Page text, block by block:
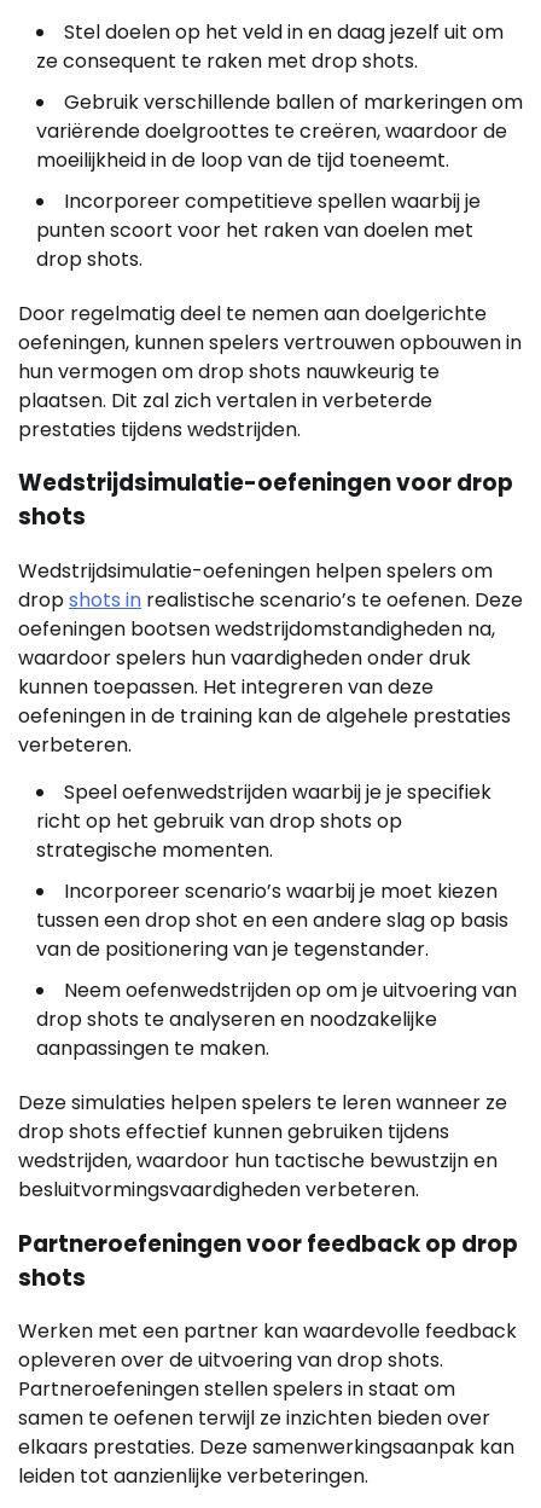
Stel doelen op het veld in en daag jezelf uit om
ze consequent te raken met drop shots.
Gebruik verschillende ballen of markeringen om
variërende doelgroottes te creëren, waardoor de
moeilijkheid in de loop van de tijd toeneemt.
Incorporeer competitieve spellen waarbij je
punten scoort voor het raken van doelen met
drop shots.
Door regelmatig deel te nemen aan doelgerichte
oefeningen, kunnen spelers vertrouwen opbouwen in
hun vermogen om drop shots nauwkeurig te
plaatsen. Dit zal zich vertalen in verbeterde
prestaties tijdens wedstrijden.
Wedstrijdsimulatie-oefeningen voor drop
shots
Wedstrijdsimulatie-oefeningen helpen spelers om
dropshots in realistische scenario’s te oefenen. Deze
oefeningen bootsen wedstrijdomstandigheden na,
waardoor spelers hun vaardigheden onder druk
kunnen toepassen. Het integreren van deze
oefeningen in de training kan de algehele prestaties
verbeteren.
Speel oefenwedstrijden waarbij je je specifiek
richt op het gebruik van drop shots op
strategische momenten.
Incorporeer scenario’s waarbij je moet kiezen
tussen een drop shot en een andere slag op basis
van de positionering van je tegenstander.
Neem oefenwedstrijden op om je uitvoering van
drop shots te analyseren en noodzakelijke
aanpassingen te maken.
Deze simulaties helpen spelers te leren wanneer ze
drop shots effectief kunnen gebruiken tijdens
wedstrijden, waardoor hun tactische bewustzijn en
besluitvormingsvaardigheden verbeteren.
Partneroefeningen voor feedback op drop
shots
Werken met een partner kan waardevolle feedback
opleveren over de uitvoering van drop shots.
Partneroefeningen stellen spelers in staat om
samen te oefenen terwijl ze inzichten bieden over
elkaars prestaties. Deze samenwerkingsaanpak kan
leiden tot aanzienlijke verbeteringen.